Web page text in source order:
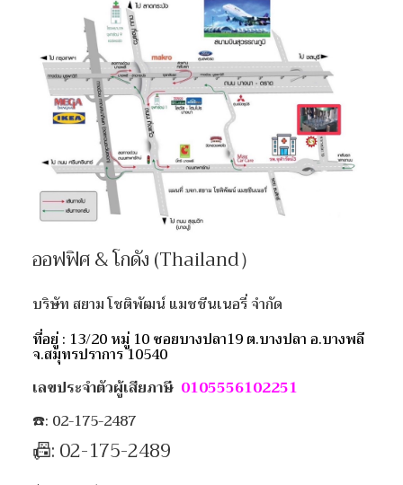
ออฟฟิศ & โกดัง (Thailand）
บริษัท สยาม โชติพัฒน์ แมชชีนเนอรี่ จำกัด
ที่อยู่ : 13/20 หมู่ 10 ซอยบางปลา19 ต.บางปลา อ.บางพลี
จ.สมุทรปราการ 10540
เลขประจำตัวผู้เสียภาษี 0105556102251
☎️: 02-175-2487
📠: 02-175-2489